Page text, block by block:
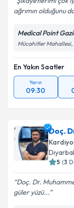
ağrımın olduğunu
Medical Point
Mücahitler Mahallesi,
En Yakın Saatler
Yarın
09:30
Doç.
5 (3
Doç. Dr.
güler yüzü...